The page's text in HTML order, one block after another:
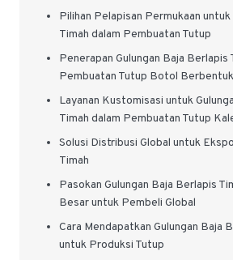
Pilihan Pelapisan Permukaan
Timah dalam Pembuatan Tutup
Penerapan Gulungan Baja Berlapis
Pembuatan Tutup Botol
Layanan Kustomisasi untuk
Timah dalam Pembuatan Tutup
Solusi Distribusi Global untuk
Timah
Pasokan Gulungan Baja Berlapis
Besar untuk Pembeli Global
Cara Mendapatkan Gulungan Baja
untuk Produksi Tutup